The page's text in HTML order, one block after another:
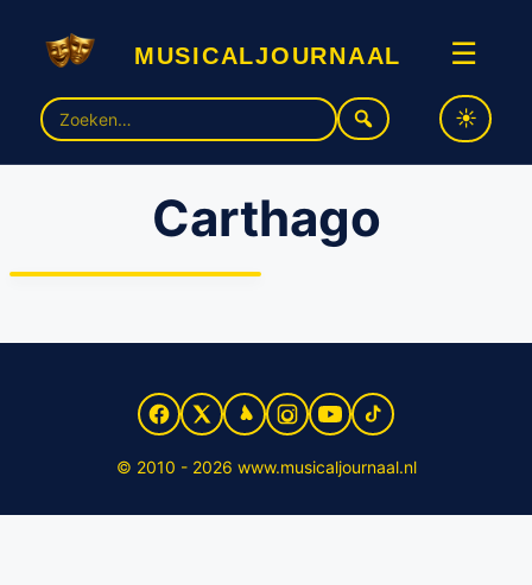
musicaljournaal ☰
Zoek
naar:
Carthago
Nieuwe musical ‘Carthago’
© 2010 - 2026 www.musicaljournaal.nl